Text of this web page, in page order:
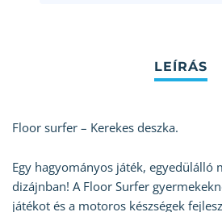
Floor surfer – Kerekes deszka.
Egy hagyományos játék, egyedülálló
dizájnban! A Floor Surfer
játékot és a motoros készségek